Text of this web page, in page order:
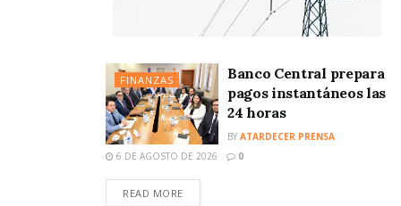
FINANZAS
Banco Central prepara
pagos instantáneos las
24 horas
BY ATARDECER PRENSA
6 DE AGOSTO DE 2026
0
READ MORE